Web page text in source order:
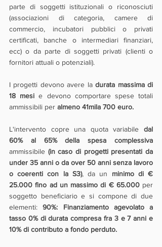
parte di soggetti istituzionali o riconosciuti
(associazioni di categoria, camere di
commercio, incubatori pubblici o privati
certificati, banche o intermediari finanziari,
ecc) o da parte di soggetti privati (clienti o
fornitori attuali o potenziali).
I progetti devono avere la durata massima di
18 mesi e devono comportare spese totali
ammissibili per almeno 41mila 700 euro.
L'intervento copre una quota variabile dal
ammissibile (in caso di progetti presentati da
under 35 anni o da over 50 anni senza lavoro
o coerenti con la S3), da un minimo di €
25.000 fino ad un massimo di € 65.000 per
soggetto beneficiario e si compone di due
elementi: 90%: Finanziamento agevolato a
tasso 0% di durata compresa fra 3 e 7 anni e
10% di contributo a fondo perduto.